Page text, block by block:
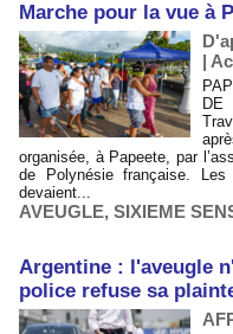
Marche pour la vue à
|
DE
organisée, à Papeete, par
de Polynésie française.
devaient...
AVEUGLE, SIXIEME
Argentine : l'aveugle
police refuse sa